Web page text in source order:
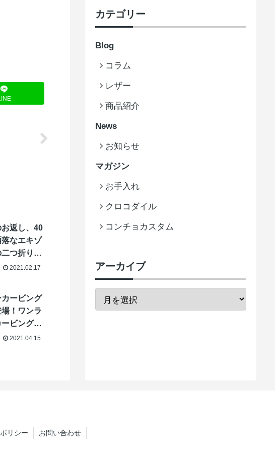
返し、40
なエキゾ
つ折り革
トしたい！
2021.02.17
ービング
！ワンラ
ビング透
ドパイソン
2021.04.15
カテゴリー
Blog
コラム
レザー
商品紹介
News
お知らせ
マガジン
お手入れ
クロコダイル
コンチョカスタム
アーカイブ
リシー お問い合わせ